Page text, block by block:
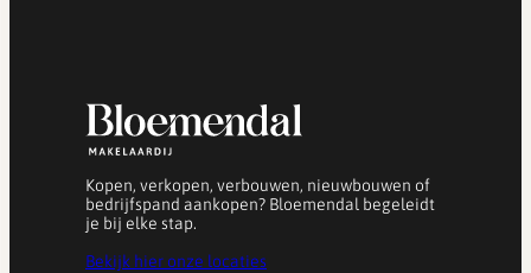
Kopen, verkopen, verbouwen, nieuwbouwen of
bedrijfspand aankopen? Bloemendal begeleidt
je bij elke stap.
Bekijk hier onze locaties